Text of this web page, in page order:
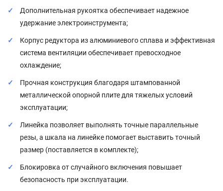
Дополнительная рукоятка обеспечивает надежное
удержание электроинструмента;
Корпус редуктора из алюминиевого сплава и эффективная
система вентиляции обеспечивает превосходное
охлаждение;
Прочная конструкция благодаря штампованной
металлической опорной плите для тяжелых условий
эксплуатации;
Линейка позволяет выполнять точные параллельные
резы, а шкала на линейке помогает выставить точный
размер (поставляется в комплекте);
Блокировка от случайного включения повышает
безопасность при эксплуатации.